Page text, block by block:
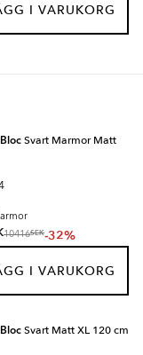
I VARUKORG
BlocSvart Marmor Matt
10416SEK-32%
I VARUKORG
BlocSvart Matt XL 120 cm